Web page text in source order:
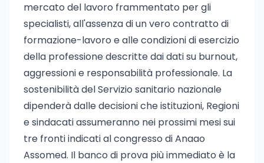
mercato del lavoro frammentato per gli
specialisti, all'assenza di un vero contratto di
formazione-lavoro e alle condizioni di esercizio
della professione descritte dai dati su burnout,
aggressioni e responsabilità professionale. La
sostenibilità del Servizio sanitario nazionale
dipenderà dalle decisioni che istituzioni, Regioni
e sindacati assumeranno nei prossimi mesi sui
tre fronti indicati al congresso di Anaao
Assomed. Il banco di prova più immediato è la